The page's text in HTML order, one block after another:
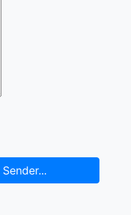
Sender...